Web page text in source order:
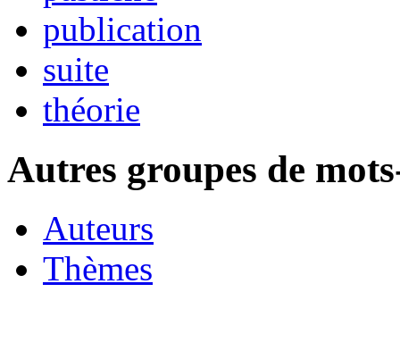
publication
suite
théorie
Autres groupes de
Auteurs
Thèmes